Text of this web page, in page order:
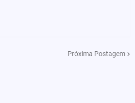
Próxima Postagem